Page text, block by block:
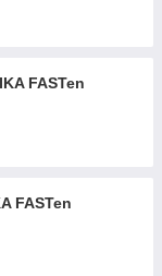
FASTen
FASTen